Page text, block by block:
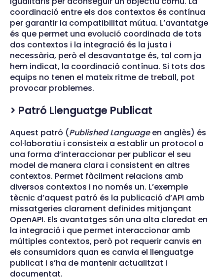
coordinació entre els dos contextos és contínua
per garantir la compatibilitat mútua. L’avantatge
és que permet una evolució coordinada de tots
dos contextos i la integració és la justa i
necessària, però el desavantatge és, tal com ja
hem indicat, la coordinació contínua. Si tots dos
equips no tenen el mateix ritme de treball, pot
provocar problemes.
> Patró Llenguatge Publicat
Aquest patró (Published Languageen anglès) és
col·laboratiu i consisteix a establir un protocol o
una forma d’interaccionar per publicar el seu
model de manera clara i consistent en altres
contextos. Permet fàcilment relacions amb
diversos contextos i no només un. L’exemple
tècnic d’aquest patró és la publicació d’API amb
missatgeries clarament definides mitjançant
OpenAPI. Els avantatges són una alta claredat en
la integració i que permet interaccionar amb
múltiples contextos, però pot requerir canvis en
els consumidors quan es canvia el llenguatge
publicat i s’ha de mantenir actualitzat i
documentat.